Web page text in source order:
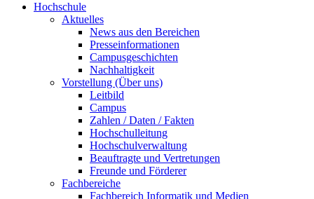
Hochschule
Aktuelles
News aus den Bereichen
Presseinformationen
Campusgeschichten
Nachhaltigkeit
Vorstellung (Über uns)
Leitbild
Campus
Zahlen / Daten / Fakten
Hochschulleitung
Hochschulverwaltung
Beauftragte und Vertretungen
Freunde und Förderer
Fachbereiche
Fachbereich Informatik und Medien